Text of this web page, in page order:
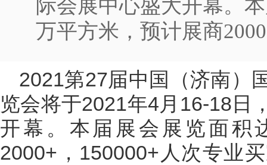
际会展中心盛大开幕。
万平方米，预计展商
2021第27届中国（济南）
览会将于2021年4月16-18日
开幕。本届展会展览面积
2000+，150000+人次专业2023北